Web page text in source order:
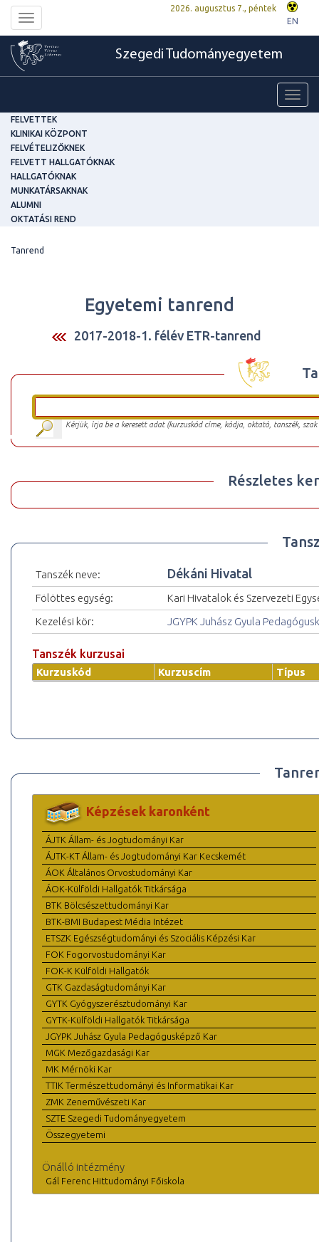
Toggle
navigation
2026. augusztus 7., péntek
EN
Szegedi Tudományegyetem
FELVETTEK
KLINIKAI KÖZPONT
FELVÉTELIZŐKNEK
FELVETT HALLGATÓKNAK
HALLGATÓKNAK
MUNKATÁRSAKNAK
ALUMNI
OKTATÁSI REND
Tanrend
Egyetemi tanrend
2017-2018-1. félév ETR-tanrend
Kérjük, írja be a keresett adat (kurzuskód címe, kódja, oktató, tanszék,
Részletes
Tanszék neve: Dékáni Hivatal
Fölöttes egység:
Kari Hivatalok és Szervezeti
Kezelési kör:
JGYPK Juhász Gyula
Tanszék kurzusai
Kurzuskód Kurzuscím Típus
Képzések karonként
ÁJTK Állam- és Jogtudományi Kar
ÁJTK-KT Állam- és Jogtudományi Kar Kecskemét
ÁOK Általános Orvostudományi Kar
ÁOK-Külföldi Hallgatók Titkársága
BTK Bölcsészettudományi Kar
BTK-BMI Budapest Média Intézet
ETSZK Egészségtudományi és Szociális Képzési Kar
FOK Fogorvostudományi Kar
FOK-K Külföldi Hallgatók
GTK Gazdaságtudományi Kar
GYTK Gyógyszerésztudományi Kar
GYTK-Külföldi Hallgatók Titkársága
JGYPK Juhász Gyula Pedagógusképző Kar
MGK Mezőgazdasági Kar
MK Mérnöki Kar
TTIK Természettudományi és Informatikai Kar
ZMK Zeneművészeti Kar
SZTE Szegedi Tudományegyetem
Összegyetemi
Önálló intézmény
Gál Ferenc Hittudományi Főiskola